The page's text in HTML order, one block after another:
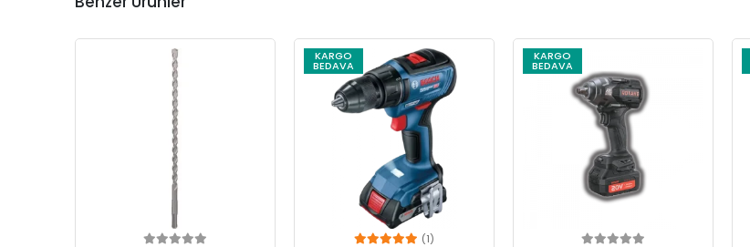
KARGO
BEDAVA
(1)
KARGO
BEDAVA